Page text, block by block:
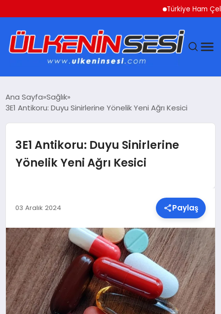
Türkiye Ham Çelik
GÜNDEM
MAGAZIN
SPOR
TEKNOLOJI
YAŞAM
Ana Sayfa Sağlık
3E1 Antikoru: Duyu Sinirlerine Yönelik Yeni Ağrı Kesici
3E1 Antikoru: Duyu Sinirlerine
Yönelik Yeni Ağrı Kesici
03 Aralık 2024 Paylaş